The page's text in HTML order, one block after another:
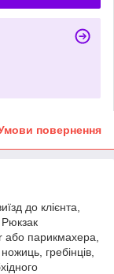
повернення
до клієнта,
або парикмахера,
гребінців,